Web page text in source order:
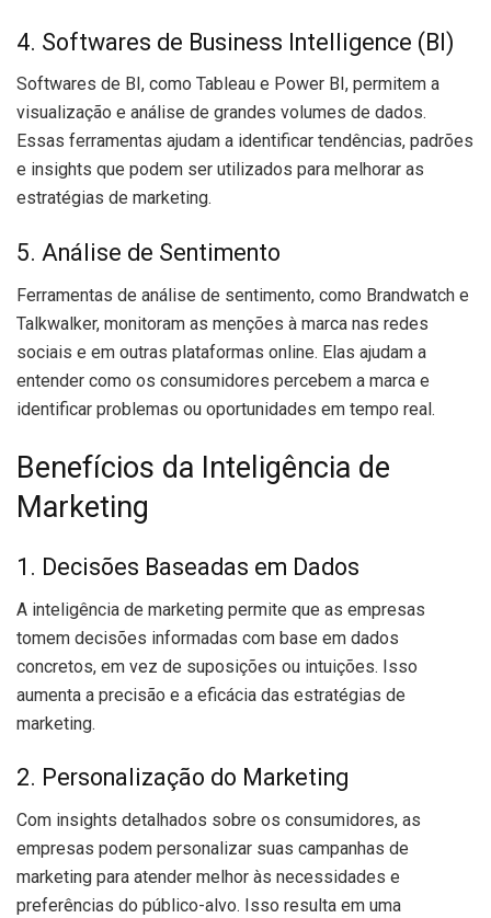
4. Softwares de Business Intelligence (BI)
Softwares de BI, como Tableau e Power BI, permitem a
visualização e análise de grandes volumes de dados.
Essas ferramentas ajudam a identificar tendências, padrões
e insights que podem ser utilizados para melhorar as
estratégias de marketing.
5. Análise de Sentimento
Ferramentas de análise de sentimento, como Brandwatch e
Talkwalker, monitoram as menções à marca nas redes
sociais e em outras plataformas online. Elas ajudam a
entender como os consumidores percebem a marca e
identificar problemas ou oportunidades em tempo real.
Benefícios da Inteligência de
Marketing
1. Decisões Baseadas em Dados
A inteligência de marketing permite que as empresas
tomem decisões informadas com base em dados
concretos, em vez de suposições ou intuições. Isso
aumenta a precisão e a eficácia das estratégias de
marketing.
2. Personalização do Marketing
Com insights detalhados sobre os consumidores, as
empresas podem personalizar suas campanhas de
marketing para atender melhor às necessidades e
preferências do público-alvo. Isso resulta em uma